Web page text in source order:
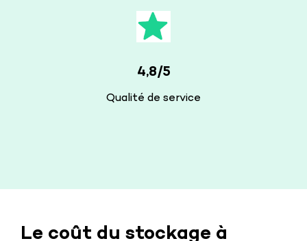
4,8/5
Qualité de service
Le coût du stockage à